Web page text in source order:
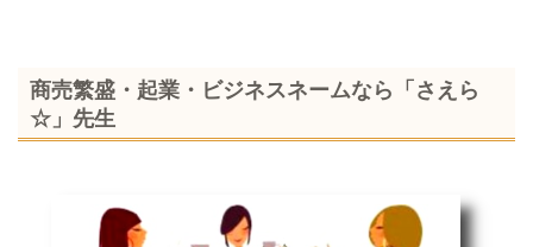
商売繁盛・起業・ビジネスネームなら「さえら
☆」先生